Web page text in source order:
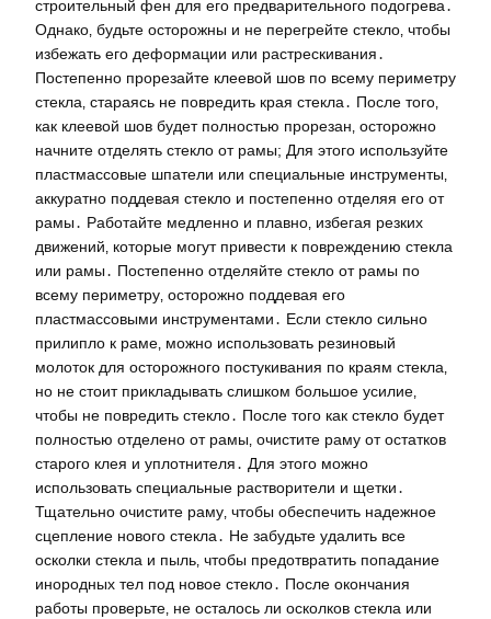
строительный фен для его предварительного подогрева․
Однако‚ будьте осторожны и не перегрейте стекло‚ чтобы
избежать его деформации или растрескивания․
Постепенно прорезайте клеевой шов по всему периметру
стекла‚ стараясь не повредить края стекла․ После того‚
как клеевой шов будет полностью прорезан‚ осторожно
начните отделять стекло от рамы; Для этого используйте
пластмассовые шпатели или специальные инструменты‚
аккуратно поддевая стекло и постепенно отделяя его от
рамы․ Работайте медленно и плавно‚ избегая резких
движений‚ которые могут привести к повреждению стекла
или рамы․ Постепенно отделяйте стекло от рамы по
всему периметру‚ осторожно поддевая его
пластмассовыми инструментами․ Если стекло сильно
прилипло к раме‚ можно использовать резиновый
молоток для осторожного постукивания по краям стекла‚
но не стоит прикладывать слишком большое усилие‚
чтобы не повредить стекло․ После того как стекло будет
полностью отделено от рамы‚ очистите раму от остатков
старого клея и уплотнителя․ Для этого можно
использовать специальные растворители и щетки․
Тщательно очистите раму‚ чтобы обеспечить надежное
сцепление нового стекла․ Не забудьте удалить все
осколки стекла и пыль‚ чтобы предотвратить попадание
инородных тел под новое стекло․ После окончания
работы проверьте‚ не осталось ли осколков стекла или